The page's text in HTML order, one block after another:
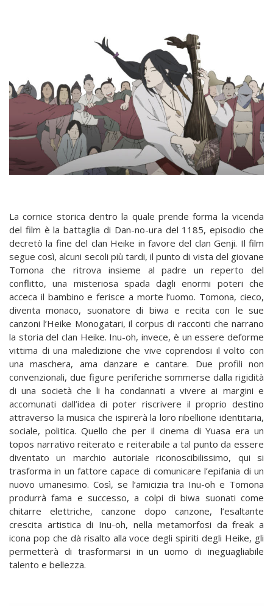
La cornice storica dentro la quale prende forma la vicenda
del film è la battaglia di Dan-no-ura del 1185, episodio che
decretò la fine del clan Heike in favore del clan Genji. Il film
segue così, alcuni secoli più tardi, il punto di vista del giovane
Tomona che ritrova insieme al padre un reperto del
conflitto, una misteriosa spada dagli enormi poteri che
acceca il bambino e ferisce a morte l’uomo. Tomona, cieco,
diventa monaco, suonatore di biwa e recita con le sue
canzoni l’Heike Monogatari, il corpus di racconti che narrano
la storia del clan Heike. Inu-oh, invece, è un essere deforme
vittima di una maledizione che vive coprendosi il volto con
una maschera, ama danzare e cantare. Due profili non
convenzionali, due figure periferiche sommerse dalla rigidità
di una società che li ha condannati a vivere ai margini e
accomunati dall’idea di poter riscrivere il proprio destino
attraverso la musica che ispirerà la loro ribellione identitaria,
sociale, politica. Quello che per il cinema di Yuasa era un
topos narrativo reiterato e reiterabile a tal punto da essere
diventato un marchio autoriale riconoscibilissimo, qui si
trasforma in un fattore capace di comunicare l’epifania di un
nuovo umanesimo. Così, se l’amicizia tra Inu-oh e Tomona
produrrà fama e successo, a colpi di biwa suonati come
chitarre elettriche, canzone dopo canzone, l’esaltante
crescita artistica di Inu-oh, nella metamorfosi da freak a
icona pop che dà risalto alla voce degli spiriti degli Heike, gli
permetterà di trasformarsi in un uomo di ineguagliabile
talento e bellezza.